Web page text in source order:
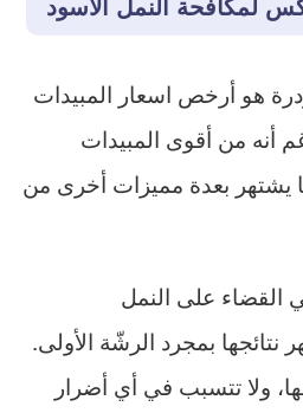
هو أرخص اسعار المبيدات
أنه من أقوى المبيدات
يشتهر بعدة مميزات أخرى من
القضاء على النمل
بمجرد الرشّة الأولى.
ولا تتسبب في أي أضرار